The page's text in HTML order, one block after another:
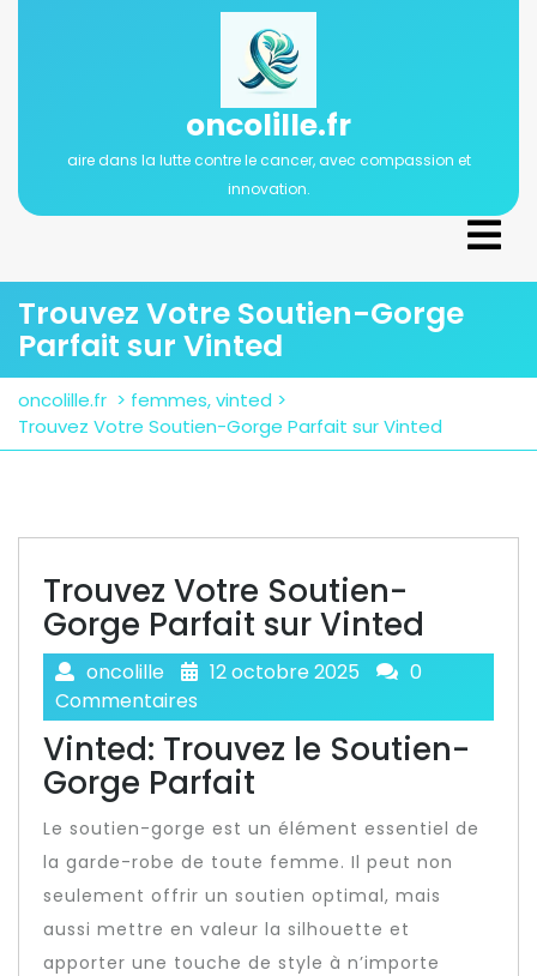
oncolille.fr
aire dans la lutte contre le cancer, avec compassion et
innovation.
Trouvez Votre Soutien-Gorge
Parfait sur Vinted
oncolille.fr > femmes,vinted >
Trouvez Votre Soutien-Gorge Parfait sur Vinted
Trouvez Votre Soutien-
Gorge Parfait sur Vinted
oncolille 12 octobre 2025
0
Commentaires
Vinted: Trouvez le Soutien-
Gorge Parfait
Le soutien-gorge est un élément essentiel de
la garde-robe de toute femme. Il peut non
seulement offrir un soutien optimal, mais
aussi mettre en valeur la silhouette et
apporter une touche de style à n’importe